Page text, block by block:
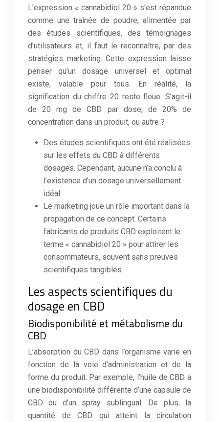
L’expression « cannabidiol 20 » s’est répandue
comme une traînée de poudre, alimentée par
des études scientifiques, des témoignages
d’utilisateurs et, il faut le reconnaître, par des
stratégies marketing. Cette expression laisse
penser qu’un dosage universel et optimal
existe, valable pour tous. En réalité, la
signification du chiffre 20 reste floue. S’agit-il
de 20 mg de CBD par dose, de 20% de
concentration dans un produit, ou autre ?
Des études scientifiques ont été réalisées
sur les effets du CBD à différents
dosages. Cependant, aucune n’a conclu à
l’existence d’un dosage universellement
idéal.
Le marketing joue un rôle important dans la
propagation de ce concept. Certains
fabricants de produits CBD exploitent le
terme « cannabidiol 20 » pour attirer les
consommateurs, souvent sans preuves
scientifiques tangibles.
Les aspects scientifiques du
dosage en CBD
Biodisponibilité et métabolisme du
CBD
L’absorption du CBD dans l’organisme varie en
fonction de la voie d’administration et de la
forme du produit. Par exemple, l’huile de CBD a
une biodisponibilité différente d’une capsule de
CBD ou d’un spray sublingual. De plus, la
quantité de CBD qui atteint la circulation